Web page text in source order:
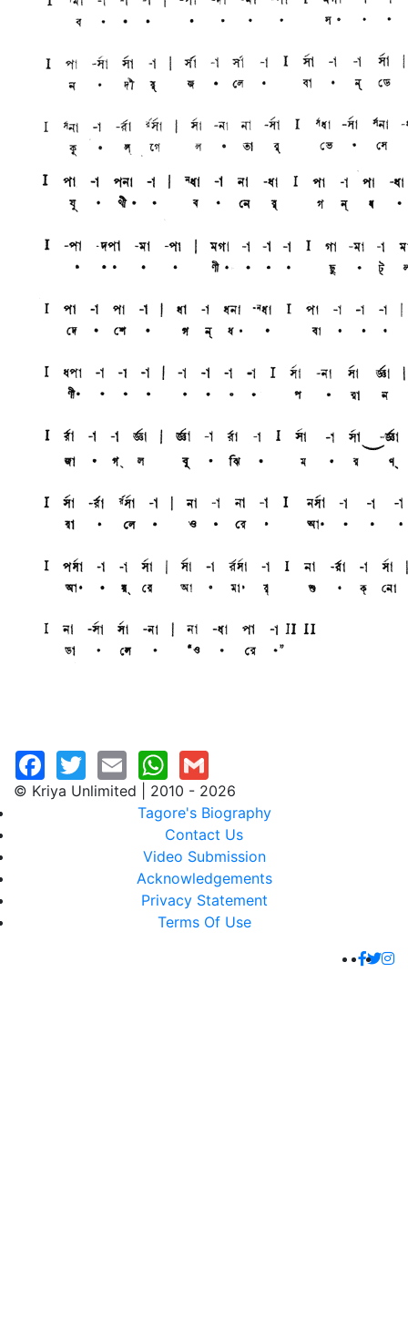
© Kriya Unlimited | 2010 - 2026
Tagore's Biography
Contact Us
Video Submission
Acknowledgements
Privacy Statement
Terms Of Use